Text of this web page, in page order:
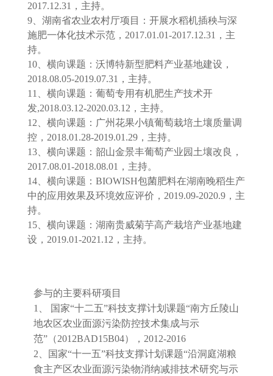
2017.12.31，主持。
9、湖南省农业农村厅项目：开展水稻机插秧与深
施肥一体化技术示范，2017.01.01-2017.12.31，主
持。
10、横向课题：沃博特新型肥料产业基地建设，
2018.08.05-2019.07.31，主持。
11、横向课题：葡萄专用有机肥生产技术开
发,2018.03.12-2020.03.12，主持。
12、横向课题：广州花果小镇葡萄栽培土壤质量调
控，2018.01.28-2019.01.29，主持。
13、横向课题：韶山金景丰葡萄产业园土壤改良，
2017.08.01-2018.08.01，主持。
14、横向课题：BIOWISH包菌肥料在湖南晚稻生产
中的应用效果及环境效应评价，2019.09-2020.9，主
持。
15、横向课题：湖南贵威菊芋高产栽培产业基地建
设，2019.01-2021.12，主持。
参与的主要科研项目
1、 国家“十二五”科技支撑计划课题“南方丘陵山
地农区农业面源污染防控技术集成与示
范”（2012BAD15B04），2012-2016
2、国家“十一五”科技支撑计划课题“沿洞庭湖粮
食主产区农业面源污染物消纳减排技术研究与示